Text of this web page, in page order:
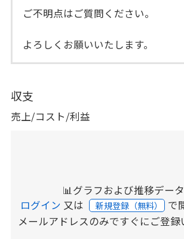
ご不明点はご質問ください。
よろしくお願いいたします。
収支
売上/コスト/利益
📊グラフおよび推移デー
ログイン 又は 新規登録（無料） で
メールアドレスのみですぐにご登録